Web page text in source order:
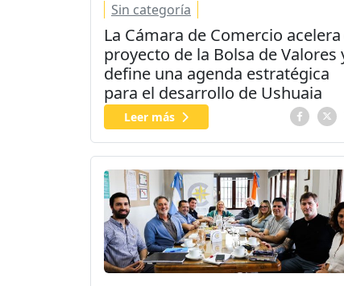
Sin categoría
La Cámara de Comercio acelera
proyecto de la Bolsa de Valores
define una agenda estratégica
para el desarrollo de Ushuaia
Leer más